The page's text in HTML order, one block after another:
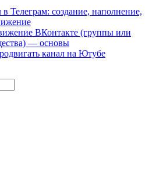
в Телеграм: создание, наполнение,
ВКонтакте (группы или
— основы
канал на Ютубе